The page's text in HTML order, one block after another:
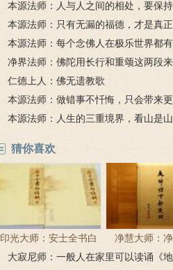
吗？
本源法师：人与人之间的相处，要保
离
本源法师：只有无漏的福德，才是真
本源法师：每个念佛人在极乐世界都
净界法师：佛陀用长行和重颂这两段
火宅
仁德上人：佛无遗教歌
本源法师：做错事不忏悔，只会带来
本源法师：人生的三重境界，看山是
猜你喜欢
印光大师：安士全书白
话解
净慧大师：
《楞严经
大寂尼师：一般人在家里可以读诵《地